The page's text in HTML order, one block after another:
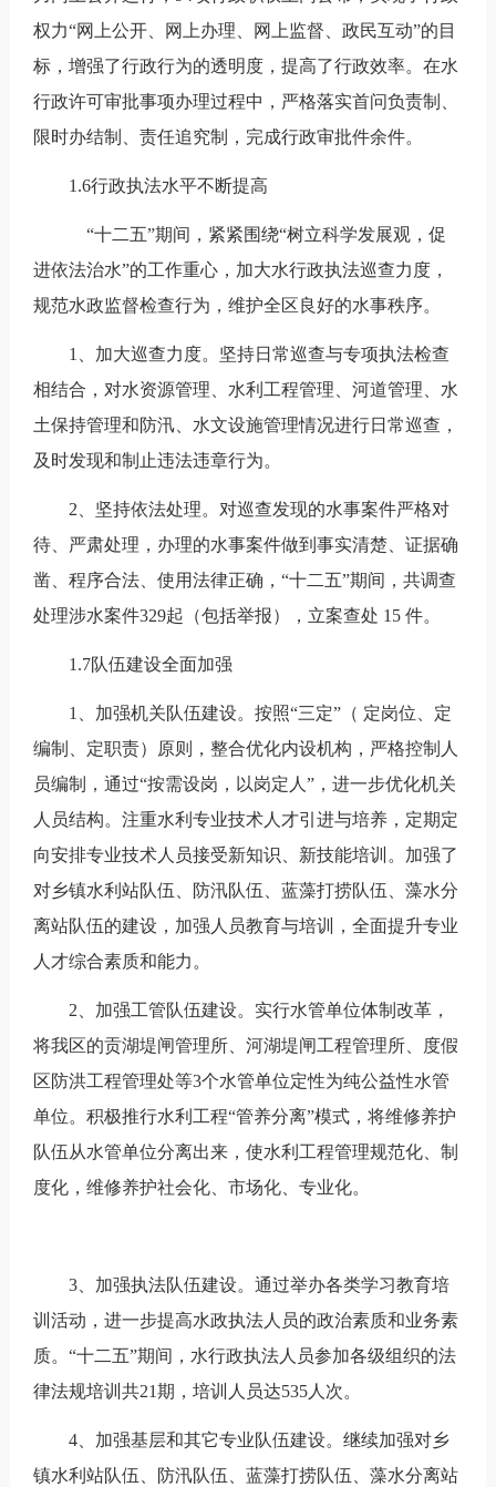
权力“网上公开、网上办理、网上监督、政民互动”的目
标，增强了行政行为的透明度，提高了行政效率。在水
行政许可审批事项办理过程中，严格落实首问负责制、
限时办结制、责任追究制，完成行政审批件余件。
1.6行政执法水平不断提高
“十二五”期间，紧紧围绕“树立科学发展观，促
进依法治水”的工作重心，加大水行政执法巡查力度，
规范水政监督检查行为，维护全区良好的水事秩序。
1、加大巡查力度。坚持日常巡查与专项执法检查
相结合，对水资源管理、水利工程管理、河道管理、水
土保持管理和防汛、水文设施管理情况进行日常巡查，
及时发现和制止违法违章行为。
2、坚持依法处理。对巡查发现的水事案件严格对
待、严肃处理，办理的水事案件做到事实清楚、证据确
凿、程序合法、使用法律正确，“十二五”期间，共调查
处理涉水案件329起（包括举报），立案查处 15 件。
1.7队伍建设全面加强
1、加强机关队伍建设。按照“三定”（ 定岗位、定
编制、定职责）原则，整合优化内设机构，严格控制人
员编制，通过“按需设岗，以岗定人”，进一步优化机关
人员结构。注重水利专业技术人才引进与培养，定期定
向安排专业技术人员接受新知识、新技能培训。加强了
对乡镇水利站队伍、防汛队伍、蓝藻打捞队伍、藻水分
离站队伍的建设，加强人员教育与培训，全面提升专业
人才综合素质和能力。
2、加强工管队伍建设。实行水管单位体制改革，
将我区的贡湖堤闸管理所、河湖堤闸工程管理所、度假
区防洪工程管理处等3个水管单位定性为纯公益性水管
单位。积极推行水利工程“管养分离”模式，将维修养护
队伍从水管单位分离出来，使水利工程管理规范化、制
度化，维修养护社会化、市场化、专业化。
3、加强执法队伍建设。通过举办各类学习教育培
训活动，进一步提高水政执法人员的政治素质和业务素
质。“十二五”期间，水行政执法人员参加各级组织的法
律法规培训共21期，培训人员达535人次。
4、加强基层和其它专业队伍建设。继续加强对乡
镇水利站队伍、防汛队伍、蓝藻打捞队伍、藻水分离站